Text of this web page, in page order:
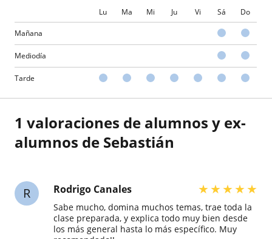
Lu Ma Mi Ju Vi Sá Do
Mañana
Mediodía
Tarde
1 valoraciones de alumnos y ex-
alumnos de Sebastián
R Rodrigo Canales ★★★★★
Sabe mucho, domina muchos temas, trae toda la
clase preparada, y explica todo muy bien desde
los más general hasta lo más específico. Muy